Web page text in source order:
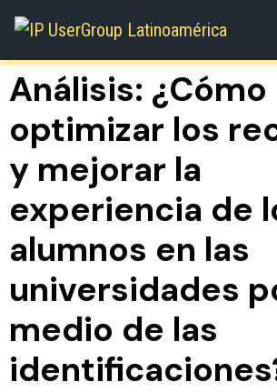
Análisis: ¿Cómo
optimizar los
y mejorar la
experiencia de
alumnos en las
universidades
medio de las